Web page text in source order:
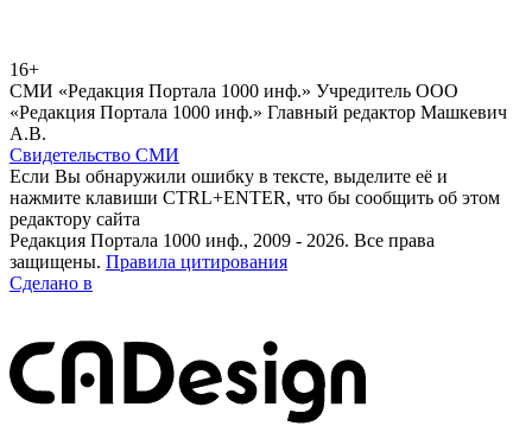
16+
СМИ «Редакция Портала 1000 инф.» Учредитель ООО
«Редакция Портала 1000 инф.» Главный редактор Машкевич
А.В.
Свидетельство СМИ
Если Вы обнаружили ошибку в тексте, выделите её и
нажмите клавиши CTRL+ENTER, что бы сообщить об этом
редактору сайта
Редакция Портала 1000 инф., 2009 - 2026. Все права
защищены. Правила цитирования
Сделано в